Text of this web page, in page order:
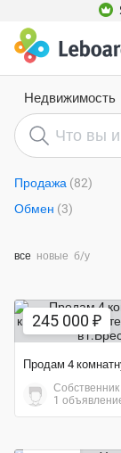
Недвижимость
Продажа (82)
Обмен (3)
все новые б/у
245 000 ₽
Собственник
1
Экономия 25%